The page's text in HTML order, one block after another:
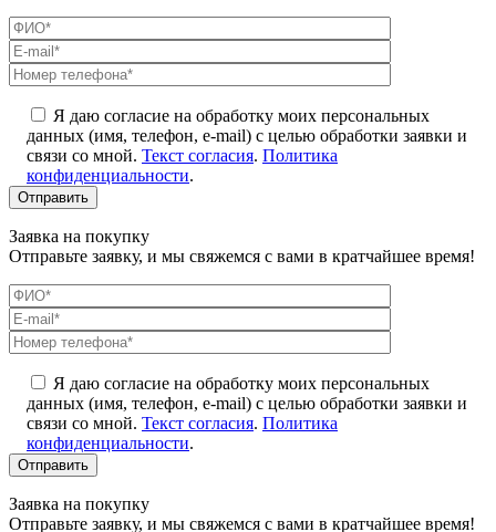
Я даю согласие на обработку моих персональных
данных (имя, телефон, e-mail) с целью обработки заявки и
связи со мной. Текст согласия. Политика
конфиденциальности.
Заявка на покупку
Отправьте заявку, и мы свяжемся с вами в кратчайшее время!
Я даю согласие на обработку моих персональных
данных (имя, телефон, e-mail) с целью обработки заявки и
связи со мной. Текст согласия. Политика
конфиденциальности.
Заявка на покупку
Отправьте заявку, и мы свяжемся с вами в кратчайшее время!